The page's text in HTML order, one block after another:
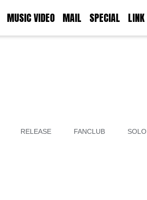
MUSIC VIDEO MAIL SPECIAL LINK
RELEASE FANCLUB SOLO